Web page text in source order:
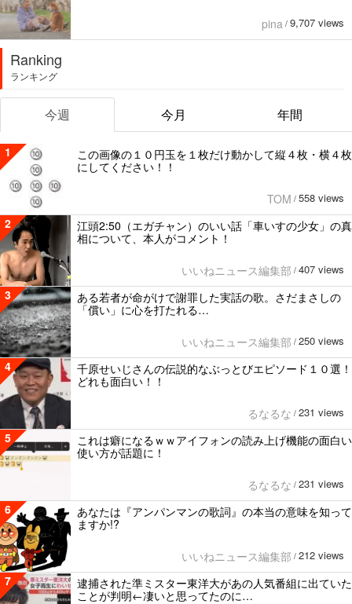
pina / 9,707 views
Ranking
ランキング
今週 今月 年間
1
この画像の１０円玉を１枚だけ動かして縦４枚・横４枚
にしてください！！
TOM / 558 views
2
江頭2:50（エガチャン）のいい話「車いすの少女」の真
相について、本人がコメント！
いいねニュース編集部 / 407 views
3
ある若者が命がけで謝罪した実話の歌。さだまさしの
「償い」に心を打たれる…
いいねニュース編集部 / 250 views
4
千原せいじさんの伝説的なぶっとびエピソード１０選！
どれも面白い！！
るなるな / 231 views
5
これは癖になるｗｗアイフォンの読み上げ機能の面白い
使い方が話題に！
るなるな / 231 views
6
あなたは『アンパンマンの歌詞』の本当の意味を知って
ますか!?
いいねニュース編集部 / 212 views
7
逮捕された準ミスター東洋大があの人気番組に出ていた
ことが判明←凄いと思ってたのに…